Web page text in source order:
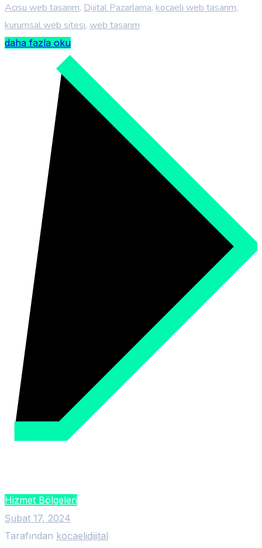
Acısu web tasarım, Dijital Pazarlama, kocaeli web tasarım,
kurumsal web sitesi, web tasarım
daha fazla oku
Hizmet Bölgeleri
Şubat 17, 2024
Tarafından kocaelidijital